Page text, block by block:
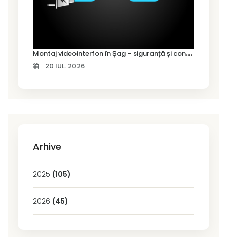
M
ontaj videointerfon în Șag – siguranță și control pentru locuința ta
20 IUL. 2026
Arhive
2025 (105)
2026 (45)